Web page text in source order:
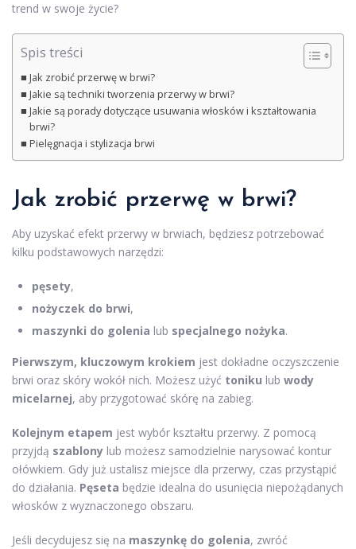
trend w swoje życie?
Spis treści
Jak zrobić przerwę w brwi?
Jakie są techniki tworzenia przerwy w brwi?
Jakie są porady dotyczące usuwania włosków i kształtowania
brwi?
Pielęgnacja i stylizacja brwi
Jak zrobić przerwę w brwi?
Aby uzyskać efekt przerwy w brwiach, będziesz potrzebować
kilku podstawowych narzędzi:
pęsety,
nożyczek do brwi,
maszynki do golenia lub specjalnego nożyka.
Pierwszym, kluczowym krokiem jest dokładne oczyszczenie
brwi oraz skóry wokół nich. Możesz użyć toniku lub wody
micelarnej, aby przygotować skórę na zabieg.
Kolejnym etapem jest wybór kształtu przerwy. Z pomocą
przyjdą szablony lub możesz samodzielnie narysować kontur
ołówkiem. Gdy już ustalisz miejsce dla przerwy, czas przystąpić
do działania. Pęseta będzie idealna do usunięcia niepożądanych
włosków z wyznaczonego obszaru.
Jeśli decydujesz się na maszynkę do golenia, zwróć